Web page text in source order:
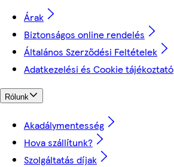
Árak
Biztonságos online rendelés
Általános Szerződési Feltételek
Adatkezelési és Cookie tájékoztató
Rólunk
Akadálymentesség
Hova szállítunk?
Szolgáltatás díjak